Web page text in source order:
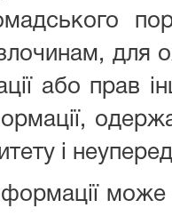
для
або прав
і